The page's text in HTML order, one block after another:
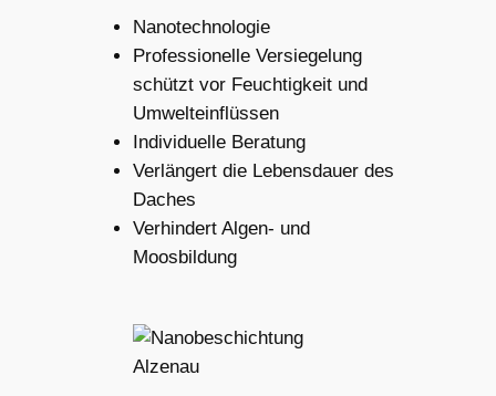
Nanotechnologie
Professionelle Versiegelung
schützt vor Feuchtigkeit und
Umwelteinflüssen
Individuelle Beratung
Verlängert die Lebensdauer des
Daches
Verhindert Algen- und
Moosbildung